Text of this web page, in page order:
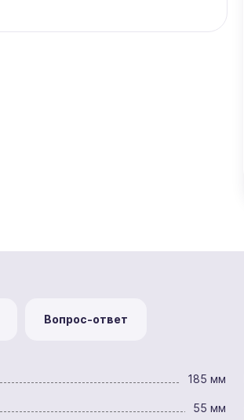
Вопрос-ответ
185 мм
55 мм